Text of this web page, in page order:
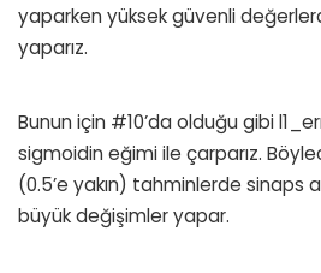
yaparken yüksek güvenli
yaparız.
Bunun için #10’da olduğu gibi
sigmoidin eğimi ile çarparız.
(0.5’e yakın) tahminlerde sinaps
büyük değişimler yapar.